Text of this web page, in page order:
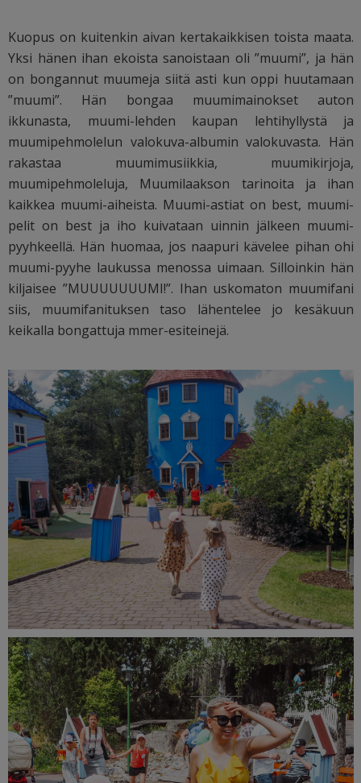
Kuopus on kuitenkin aivan kertakaikkisen toista maata.
Yksi hänen ihan ekoista sanoistaan oli ”muumi”, ja hän
on bongannut muumeja siitä asti kun oppi huutamaan
”muumi”. Hän bongaa muumimainokset auton
ikkunasta, muumi-lehden kaupan lehtihyllystä ja
muumipehmolelun valokuva-albumin valokuvasta. Hän
rakastaa muumimusiikkia, muumikirjoja,
muumipehmoleluja, Muumilaakson tarinoita ja ihan
kaikkea muumi-aiheista. Muumi-astiat on best, muumi-
pelit on best ja iho kuivataan uinnin jälkeen muumi-
pyyhkeellä. Hän huomaa, jos naapuri kävelee pihan ohi
muumi-pyyhe laukussa menossa uimaan. Silloinkin hän
kiljaisee ”MUUUUUUUMI!”. Ihan uskomaton muumifani
siis, muumifanituksen taso lähentelee jo kesäkuun
keikalla bongattuja mmer-esiteinejä.